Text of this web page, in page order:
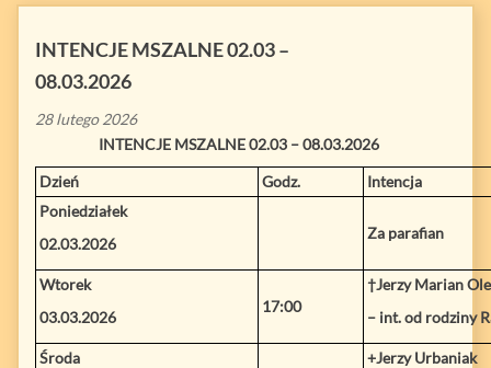
INTENCJE MSZALNE 02.03 –
08.03.2026
28 lutego 2026
INTENCJE MSZALNE 02.03 – 08.03.2026
Dzień
Godz.
Intencja
Poniedziałek
02.03.2026
Za parafian
Wtorek
03.03.2026
17:00
†Jerzy Marian
– int. od rodziny
Środa
+Jerzy Urbaniak